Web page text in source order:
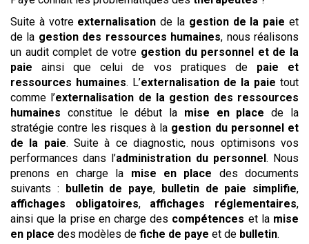
Suite à votre externalisation de la gestion de la paie et
de la gestion des ressources humaines, nous réalisons
un audit complet de votre gestion du personnel et de la
paie ainsi que celui de vos pratiques de paie et
ressources humaines. L’externalisation de la paie tout
comme l’externalisation de la gestion des ressources
humaines constitue le début la mise en place de la
stratégie contre les risques à la gestion du personnel et
de la paie. Suite à ce diagnostic, nous optimisons vos
performances dans l’administration du personnel. Nous
prenons en charge la mise en place des documents
suivants : bulletin de paye, bulletin de paie simplifie,
affichages obligatoires, affichages réglementaires,
ainsi que la prise en charge des compétences et la mise
en place des modèles de fiche de paye et de bulletin.